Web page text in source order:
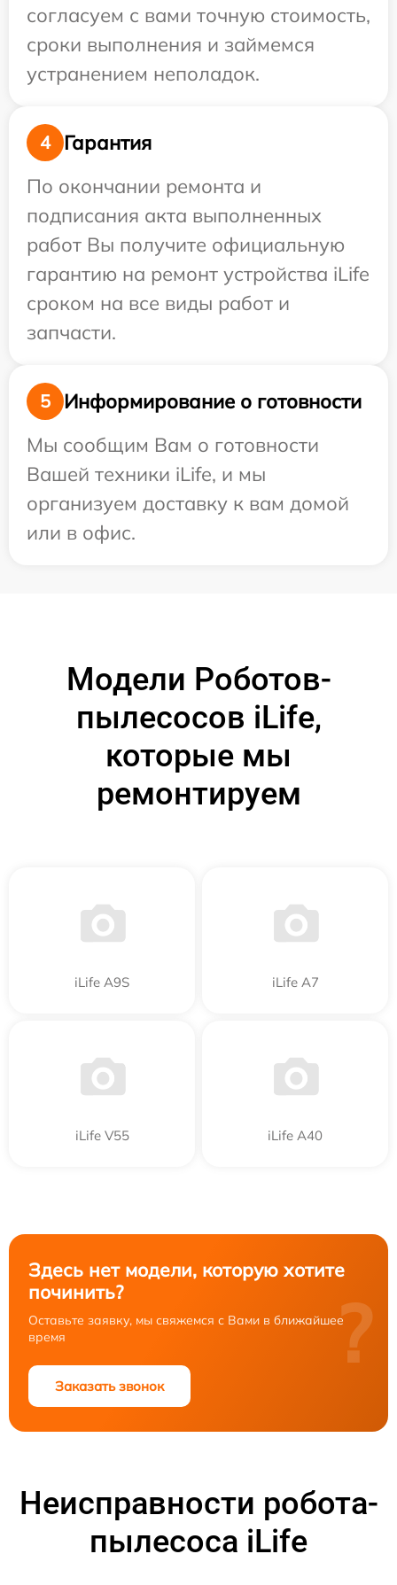
согласуем с вами точную стоимость,
сроки выполнения и займемся
устранением неполадок.
4
Гарантия
По окончании ремонта и
подписания акта выполненных
работ Вы получите официальную
гарантию на ремонт устройства iLife
сроком на все виды работ и
запчасти.
5
Информирование о готовности
Мы сообщим Вам о готовности
Вашей техники iLife, и мы
организуем доставку к вам домой
или в офис.
Модели Роботов-
пылесосов iLife,
которые мы
ремонтируем
iLife A9S iLife A7
iLife V55 iLife A40
Здесь нет модели, которую хотите
починить?
Оставьте заявку, мы свяжемся с Вами в ближайшее
время
Заказать звонок
?
Неисправности робота-
пылесоса iLife